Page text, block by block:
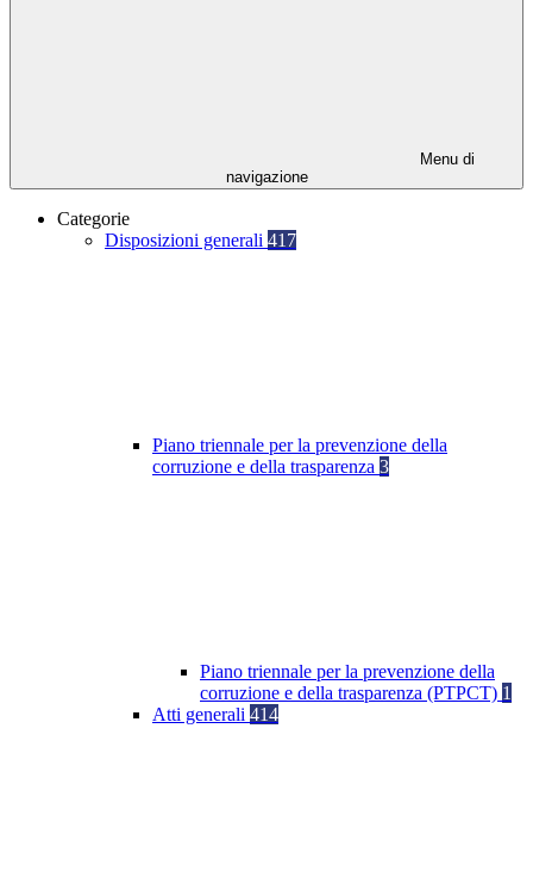
Menu di
navigazione
Categorie
Disposizioni generali 417
Piano triennale per la prevenzione della
corruzione e della trasparenza 3
Piano triennale per la prevenzione della
corruzione e della trasparenza (PTPCT) 1
Atti generali 414